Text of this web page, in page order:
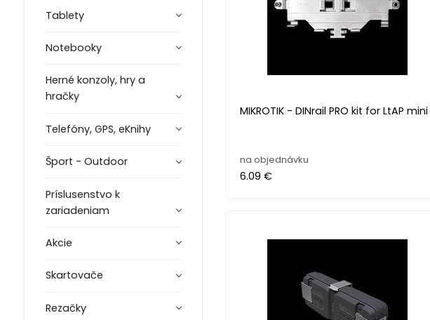
Tablety
Notebooky
Herné konzoly, hry a
hračky
Telefóny, GPS, eKnihy
Šport - Outdoor
Príslusenstvo k
zariadeniam
Akcie
Skartovače
Rezačky
MIKROTIK - DINrail PRO kit for LtAP mini
na objednávku
6.09 €